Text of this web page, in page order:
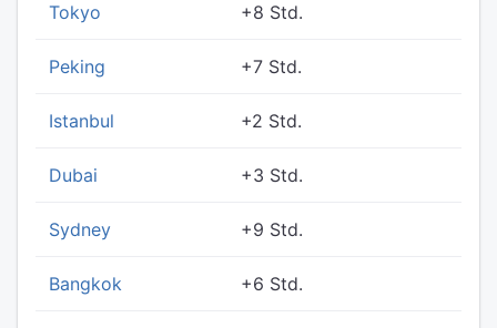
Tokyo +8 Std.
Peking +7 Std.
Istanbul +2 Std.
Dubai +3 Std.
Sydney +9 Std.
Bangkok +6 Std.